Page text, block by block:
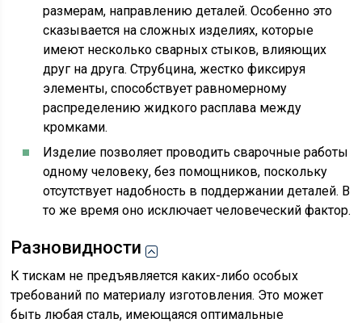
размерам, направлению деталей. Особенно это
сказывается на сложных изделиях, которые
имеют несколько сварных стыков, влияющих
друг на друга. Струбцина, жестко фиксируя
элементы, способствует равномерному
распределению жидкого расплава между
кромками.
Изделие позволяет проводить сварочные работы
одному человеку, без помощников, поскольку
отсутствует надобность в поддержании деталей. В
то же время оно исключает человеческий фактор.
Разновидности
К тискам не предъявляется каких-либо особых
требований по материалу изготовления. Это может
быть любая сталь, имеющаяся оптимальные